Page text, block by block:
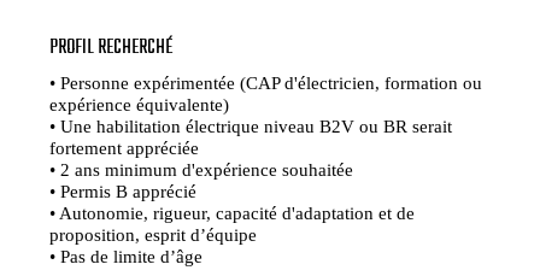
PROFIL RECHERCHÉ
• Personne expérimentée (CAP d'électricien, formation ou
expérience équivalente)
• Une habilitation électrique niveau B2V ou BR serait
fortement appréciée
• 2 ans minimum d'expérience souhaitée
• Permis B apprécié
• Autonomie, rigueur, capacité d'adaptation et de
proposition, esprit d’équipe
• Pas de limite d’âge